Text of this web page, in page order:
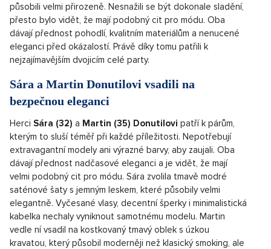
působili velmi přirozeně. Nesnažili se být dokonale sladění,
přesto bylo vidět, že mají podobný cit pro módu. Oba
dávají přednost pohodlí, kvalitním materiálům a nenucené
eleganci před okázalostí. Právě díky tomu patřili k
nejzajímavějším dvojicím celé party.
Sára a Martin Donutilovi vsadili na
bezpečnou eleganci
Herci Sára (32) a Martin (35) Donutilovi patří k párům,
kterým to sluší téměř při každé příležitosti. Nepotřebují
extravagantní modely ani výrazné barvy, aby zaujali. Oba
dávají přednost nadčasové eleganci a je vidět, že mají
velmi podobný cit pro módu. Sára zvolila tmavě modré
saténové šaty s jemným leskem, které působily velmi
elegantně. Vyčesané vlasy, decentní šperky i minimalistická
kabelka nechaly vyniknout samotnému modelu. Martin
vedle ní vsadil na kostkovaný tmavý oblek s úzkou
kravatou, který působil moderněji než klasický smoking, ale